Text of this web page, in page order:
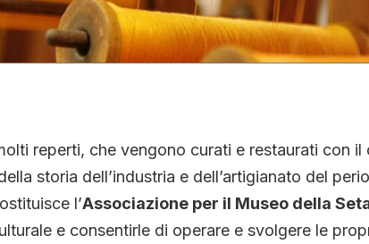
reperti, che vengono curati e restaurati con
storia dell’industria e dell’artigianato del
l’Associazione per il Museo della
e consentirle di operare e svolgere le